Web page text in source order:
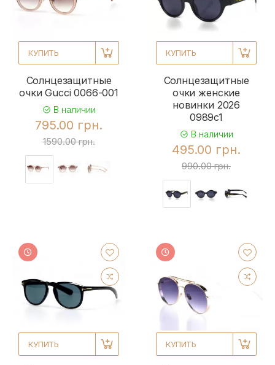
КУПИТЬ
Солнцезащитные
очки Gucci 0066-001
В наличии
795.00 грн.
1590.00 грн.
КУПИТЬ
Солнцезащитные
очки женские
новинки 2026
0989c1
В наличии
495.00 грн.
990.00 грн.
КУПИТЬ КУПИТЬ